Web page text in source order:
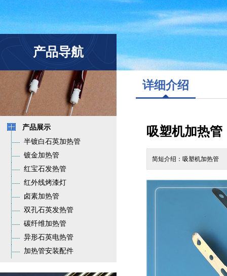
产品导航
产品展示
半镀白石英加热管
镀金加热管
红宝石发热管
红外线烤漆灯
卤素加热管
双孔石英发热管
碳纤维加热管
异形石英电热管
加热管安装配件
详细介绍
吸塑机加热管
简短介绍：吸塑机加热管